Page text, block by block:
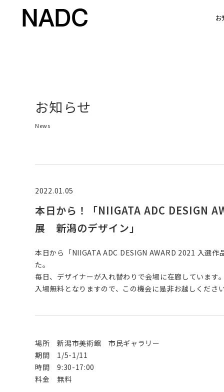
お
お知らせ
News
2022.01.05
本日から！「NIIGATA ADC DESIGN
展 新潟のデザイン」
本日から「NIIGATA ADC DESIGN AWARD 2021 入選
た。
毎日、デザイナーが入れ替わりで会場に在廊しています
入場無料となりますので、この機会に是非お越しくださ
場所 新潟市美術館 市民ギャラリー
期間 1/5-1/11
時間 9:30-17:00
料金 無料